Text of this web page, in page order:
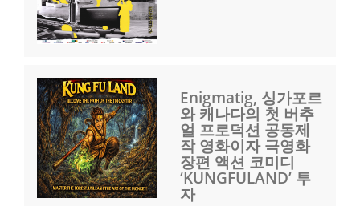
Enigmatig, 싱가포르
와 캐나다의 첫 버추
얼 프로덕션 공동제
작 영화이자 극영화
장편 액션 코미디
‘KUNGFULAND’ 투
자